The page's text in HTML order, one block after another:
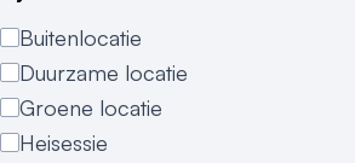
Buitenlocatie
Duurzame locatie
Groene locatie
Heisessie